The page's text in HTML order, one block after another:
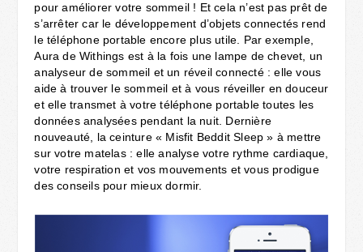
pour améliorer votre sommeil ! Et cela n’est pas prêt de
s’arrêter car le développement d’objets connectés rend
le téléphone portable encore plus utile. Par exemple,
Aura de Withings est à la fois une lampe de chevet, un
analyseur de sommeil et un réveil connecté : elle vous
aide à trouver le sommeil et à vous réveiller en douceur
et elle transmet à votre téléphone portable toutes les
données analysées pendant la nuit. Dernière
nouveauté, la ceinture « Misfit Beddit Sleep » à mettre
sur votre matelas : elle analyse votre rythme cardiaque,
votre respiration et vos mouvements et vous prodigue
des conseils pour mieux dormir.